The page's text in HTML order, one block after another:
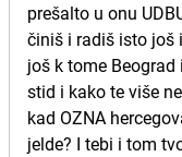
prešalto u onu
činiš i radiš isto još
još k tome
stid i kako te više
kad OZNA
jelde? I tebi i tom